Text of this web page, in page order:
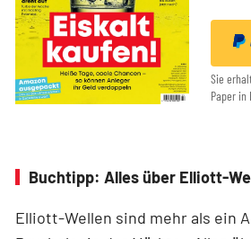
Sie
Paper in
Buchtipp: Alles über Elliott-
Elliott-Wellen sind mehr als ein